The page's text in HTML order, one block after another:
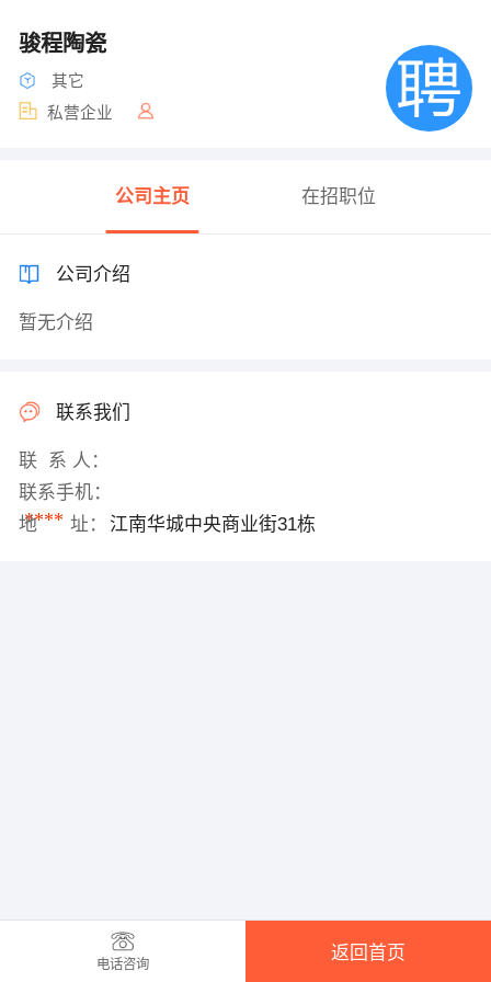
骏程陶瓷
其它
私营企业
公司主页 在招职位
公司介绍
暂无介绍
联系我们
联 系 人：
联系手机：
****
地 址： 江南华城中央商业街31栋
电话咨询
返回首页